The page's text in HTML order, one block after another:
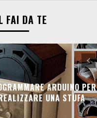
FAI DA TE
ARDUINO PER
UNA STUFA